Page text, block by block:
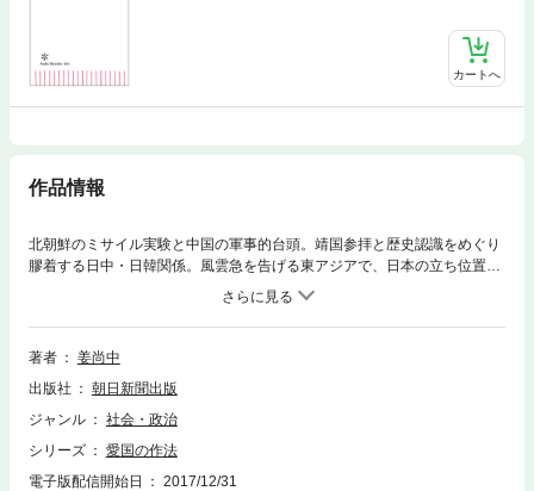
カートへ
作品情報
北朝鮮のミサイル実験と中国の軍事的台頭。靖国参拝と歴史認識をめぐり
膠着する日中・日韓関係。風雲急を告げる東アジアで、日本の立ち位置が
試されている。今後焦点となる改憲、歴史の見直しとどう向き合うか。愛
国心を押しつけることで、何が損なわれるのか。本当の愛国とは。思考停
止は許されない。いま最も注目の政治学者が、悩める国民に贈る、この国
の正しい愛し方。
著者
姜尚中
出版社
朝日新聞出版
ジャンル
社会・政治
シリーズ
愛国の作法
電子版配信開始日
2017/12/31